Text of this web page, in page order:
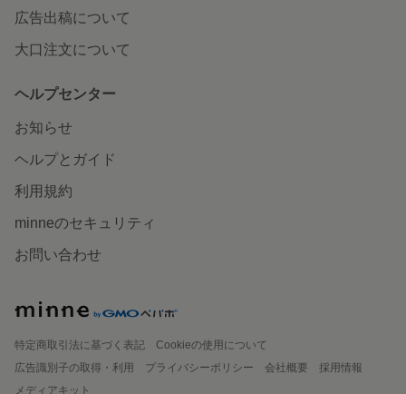
広告出稿について
大口注文について
ヘルプセンター
お知らせ
ヘルプとガイド
利用規約
minneのセキュリティ
お問い合わせ
特定商取引法に基づく表記
Cookieの使用について
広告識別子の取得・利用
プライバシーポリシー 会社概要
採用情報
メディアキット